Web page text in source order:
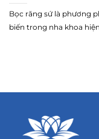
Bọc răng sứ là phương
biến trong nha khoa